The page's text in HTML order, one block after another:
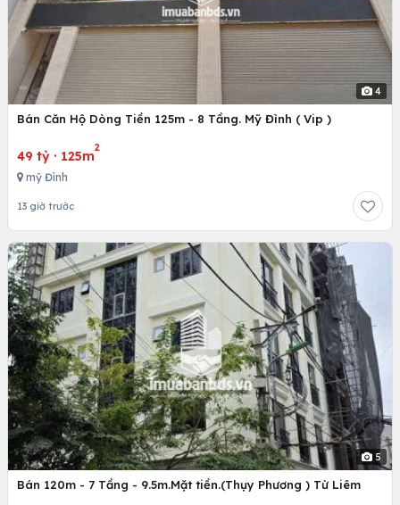
4
Bán Căn Hộ Dòng Tiền 125m - 8 Tầng. Mỹ Đình ( Vip )
49 tỷ · 125m
2
mỹ Đình
13 giờ trước
5
Bán 120m - 7 Tầng - 9.5m.Mặt tiền.(Thụy Phương ) Từ Liêm